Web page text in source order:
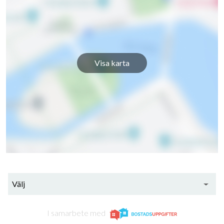
Visa karta
Välj
I samarbete med